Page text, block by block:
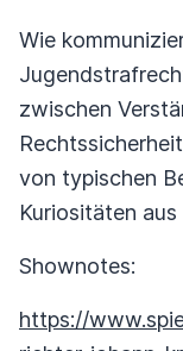
Wie
zwischen
von typischen
Kuriositäten aus
Shownotes:
https://